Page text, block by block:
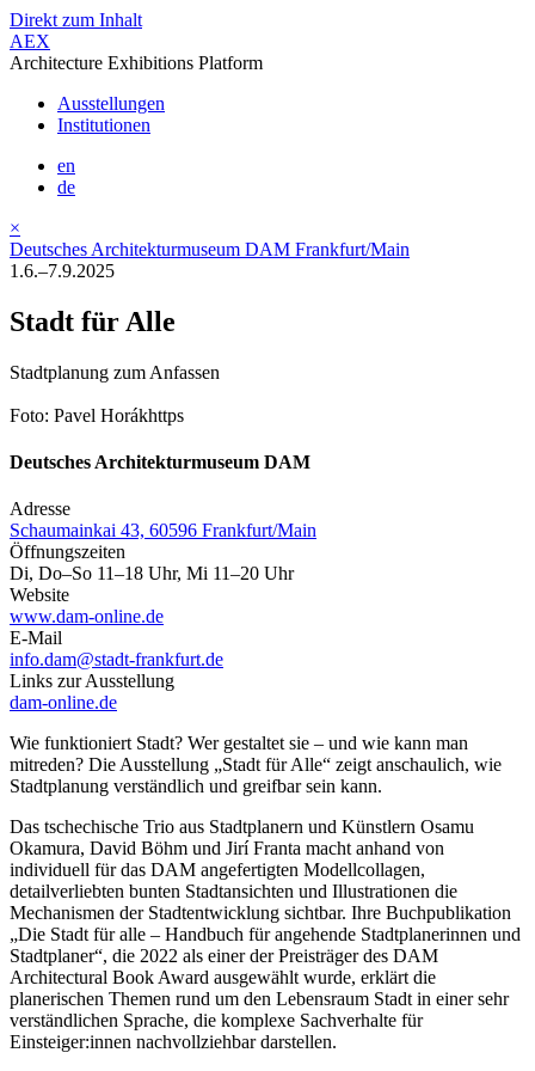
Direkt zum Inhalt
AEX
Architecture Exhibitions Platform
Ausstellungen
Institutionen
en
de
×
Deutsches Architekturmuseum DAM Frankfurt/Main
1.6.–7.9.2025
Stadt für Alle
Stadtplanung zum Anfassen
Foto: Pavel Horákhttps
Deutsches Architekturmuseum DAM
Adresse
Schaumainkai 43, 60596 Frankfurt/Main
Öffnungszeiten
Di, Do–So 11–18 Uhr, Mi 11–20 Uhr
Website
www.dam-online.de
E-Mail
info.dam@stadt-frankfurt.de
Links zur Ausstellung
dam-online.de
Wie funktioniert Stadt? Wer gestaltet sie – und wie kann man
mitreden? Die Ausstellung „Stadt für Alle“ zeigt anschaulich, wie
Stadtplanung verständlich und greifbar sein kann.
Das tschechische Trio aus Stadtplanern und Künstlern Osamu
Okamura, David Böhm und Jirí Franta macht anhand von
individuell für das DAM angefertigten Modellcollagen,
detailverliebten bunten Stadtansichten und Illustrationen die
Mechanismen der Stadtentwicklung sichtbar. Ihre Buchpublikation
„Die Stadt für alle – Handbuch für angehende Stadtplanerinnen und
Stadtplaner“, die 2022 als einer der Preisträger des DAM
Architectural Book Award ausgewählt wurde, erklärt die
planerischen Themen rund um den Lebensraum Stadt in einer sehr
verständlichen Sprache, die komplexe Sachverhalte für
Einsteiger:innen nachvollziehbar darstellen.